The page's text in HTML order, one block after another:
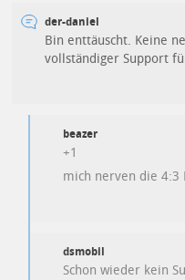
der-daniel
Bin enttäuscht. Keine
vollständiger Support
beazer
+1
mich nerven die 4:3
dsmobil
Schon wieder kein